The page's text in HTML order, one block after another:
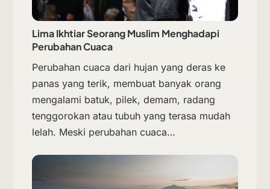
Lima Ikhtiar Seorang Muslim Menghadapi
Perubahan Cuaca
Perubahan cuaca dari hujan yang deras ke
panas yang terik, membuat banyak orang
mengalami batuk, pilek, demam, radang
tenggorokan atau tubuh yang terasa mudah
lelah. Meski perubahan cuaca…